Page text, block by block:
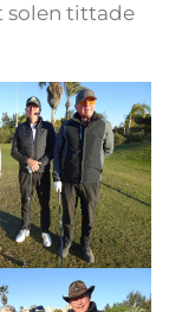
solen tittade